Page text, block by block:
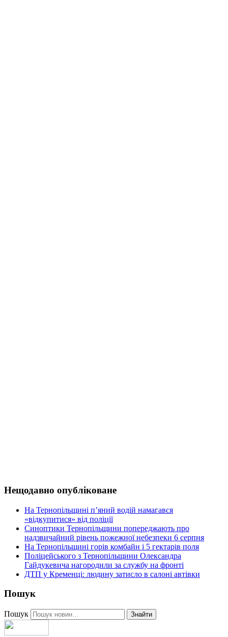
Нещодавно опубліковане
На Тернопільщині п’яний водій намагався
«відкупитися» від поліції
Синоптики Тернопільщини попереджають про
надзвичайний рівень пожежної небезпеки 6 серпня
На Тернопільщині горів комбайн і 5 гектарів поля
Поліцейського з Тернопільщини Олександра
Гайдукевича нагородили за службу на фронті
ДТП у Кременці: людину затисло в салоні автівки
Пошук
Пошук Знайти